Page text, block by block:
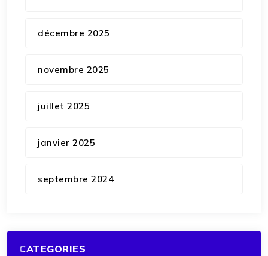
décembre 2025
novembre 2025
juillet 2025
janvier 2025
septembre 2024
CATEGORIES